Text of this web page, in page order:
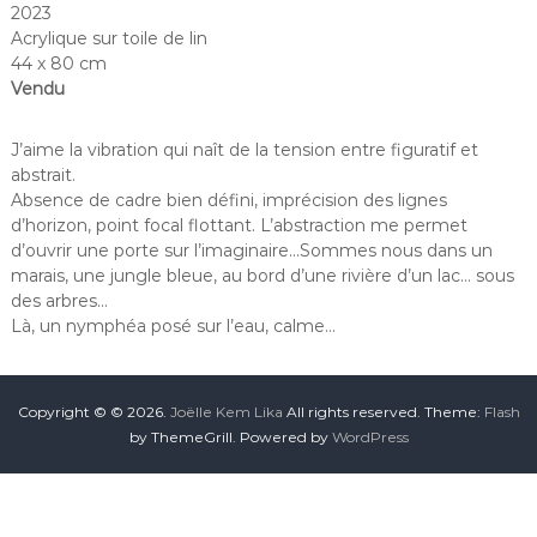
2023
Acrylique sur toile de lin
44 x 80 cm
Vendu
J’aime la vibration qui naît de la tension entre figuratif et
abstrait.
Absence de cadre bien défini, imprécision des lignes
d’horizon, point focal flottant. L’abstraction me permet
d’ouvrir une porte sur l’imaginaire…Sommes nous dans un
marais, une jungle bleue, au bord d’une rivière d’un lac… sous
des arbres…
Là, un nymphéa posé sur l’eau, calme…
Copyright © © 2026. Joëlle Kem Lika All rights reserved. Theme: Flash
by ThemeGrill. Powered by WordPress